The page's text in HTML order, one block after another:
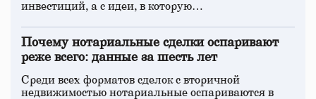
инвестиций, а с идеи, в которую…
Почему нотариальные сделки оспаривают
реже всего: данные за шесть лет
Среди всех форматов сделок с вторичной
недвижимостью нотариальные оспариваются в